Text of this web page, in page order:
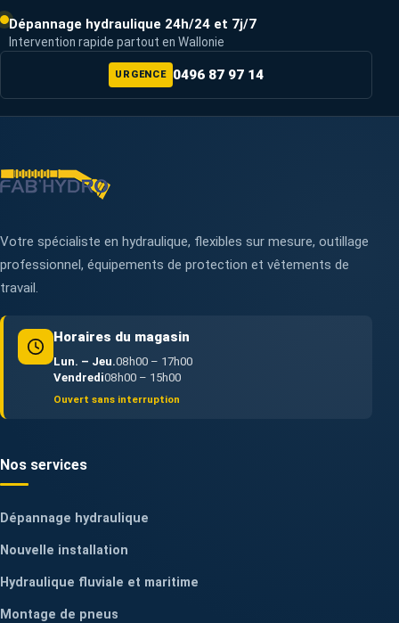
Dépannage hydraulique 24h/24 et 7j/7
Intervention rapide partout en Wallonie
URGENCE 0496 87 97 14
Votre spécialiste en hydraulique, flexibles sur mesure, outillage
professionnel, équipements de protection et vêtements de
travail.
Horaires du magasin
Lun. – Jeu.08h00 – 17h00
Vendredi08h00 – 15h00
Ouvert sans interruption
Nos services
Dépannage hydraulique
Nouvelle installation
Hydraulique fluviale et maritime
Montage de pneus